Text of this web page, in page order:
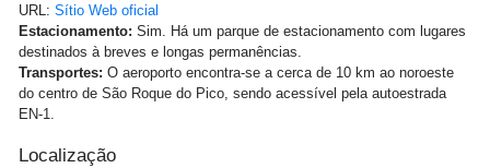
URL: Sítio Web oficial
Estacionamento: Sim. Há um parque de estacionamento com lugares
destinados à breves e longas permanências.
Transportes: O aeroporto encontra-se a cerca de 10 km ao noroeste
do centro de São Roque do Pico, sendo acessível pela autoestrada
EN-1.
Localização